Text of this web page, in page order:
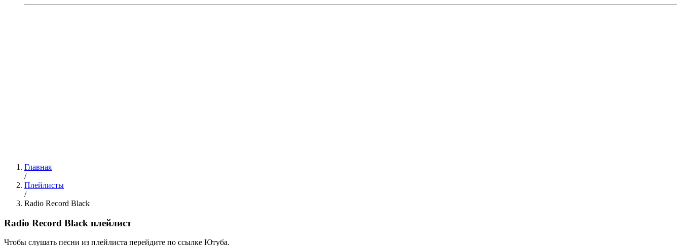
Главная
/
Плейлисты
/
Radio Record Black
Radio Record Black плейлист
Чтобы слушать песни из плейлиста перейдите по ссылке Ютуба.